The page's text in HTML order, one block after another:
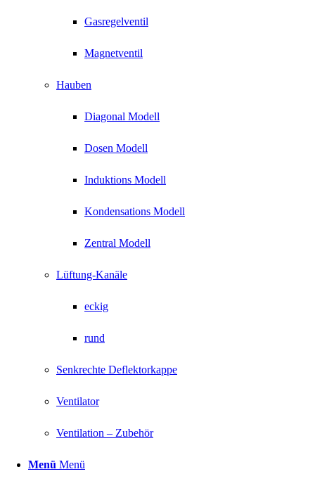
Gasregelventil
Magnetventil
Hauben
Diagonal Modell
Dosen Modell
Induktions Modell
Kondensations Modell
Zentral Modell
Lüftung-Kanäle
eckig
rund
Senkrechte Deflektorkappe
Ventilator
Ventilation – Zubehör
Menü Menü